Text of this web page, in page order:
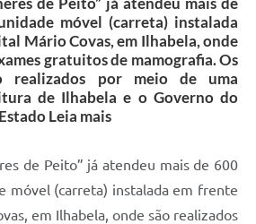
móvel (carreta) instalada
Mário Covas, em Ilhabela, onde
gratuitos de mamografia. Os
realizados por meio de uma
de Ilhabela e o Governo do
Estado Leia mais
de Peito” já atendeu mais de 600
móvel (carreta) instalada em frente
em Ilhabela, onde são realizados